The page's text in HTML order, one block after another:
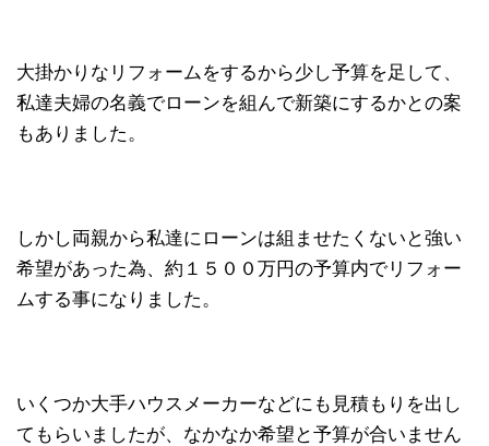
大掛かりなリフォームをするから少し予算を足して、
私達夫婦の名義でローンを組んで新築にするかとの案
もありました。
しかし両親から私達にローンは組ませたくないと強い
希望があった為、約１５００万円の予算内でリフォー
ムする事になりました。
いくつか大手ハウスメーカーなどにも見積もりを出し
てもらいましたが、なかなか希望と予算が合いません